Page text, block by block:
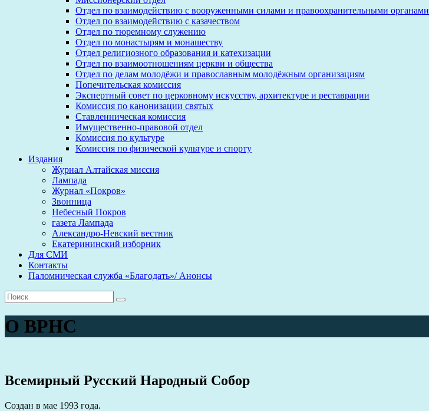
Отдел по взаимодействию с вооруженными силами и правоохранительными органами
Отдел по взаимодействию с казачеством
Отдел по тюремному служению
Отдел по монастырям и монашеству
Отдел религиозного образования и катехизации
Отдел по взаимоотношениям церкви и общества
Отдел по делам молодёжи и православным молодёжным организациям
Попечительская комиссия
Экспертный совет по церковному искусству, архитектуре и реставрации
Комиссия по канонизации святых
Ставленническая комиссия
Имущественно-правовой отдел
Комиссия по культуре
Комиссия по физической культуре и спорту
Издания
Журнал Алтайская миссия
Лампада
Журнал «Покров»
Звонница
Небесный Покров
газета Лампада
Александро-Невский вестник
Екатерининский изборник
Для СМИ
Контакты
Паломническая служба «Благодать»/ Анонсы
О ВРНС
Всемирный Русский Народный Собор
Создан в мае 1993 года.